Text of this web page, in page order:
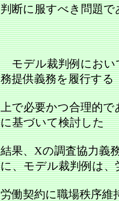
判断に服すべき問題
モデル裁判例におい
務提供義務を履行する
上で必要かつ合理的
に基づいて検討した
結果、Xの調査協力義
に、モデル裁判例は、
労働契約に職場秩序